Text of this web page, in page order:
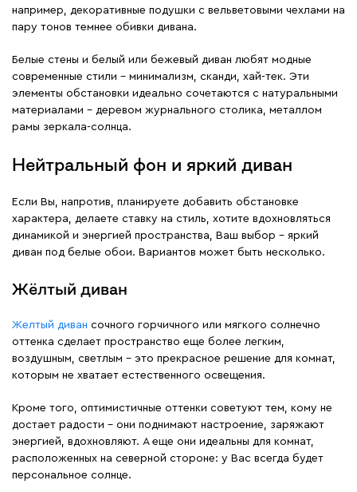
например, декоративные подушки с вельветовыми чехлами на
пару тонов темнее обивки дивана.
Белые стены и белый или бежевый диван любят модные
современные стили – минимализм, сканди, хай-тек. Эти
элементы обстановки идеально сочетаются с натуральными
материалами – деревом журнального столика, металлом
рамы зеркала-солнца.
Нейтральный фон и яркий диван
Если Вы, напротив, планируете добавить обстановке
характера, делаете ставку на стиль, хотите вдохновляться
динамикой и энергией пространства, Ваш выбор – яркий
диван под белые обои. Вариантов может быть несколько.
Жёлтый диван
Желтый диван сочного горчичного или мягкого солнечно
оттенка сделает пространство еще более легким,
воздушным, светлым – это прекрасное решение для комнат,
которым не хватает естественного освещения.
Кроме того, оптимистичные оттенки советуют тем, кому не
достает радости – они поднимают настроение, заряжают
энергией, вдохновляют. А еще они идеальны для комнат,
расположенных на северной стороне: у Вас всегда будет
персональное солнце.